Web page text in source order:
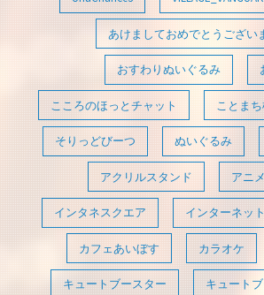
あけましておめでとうござい
おすわりぬいぐるみ
こころのほっとチャット ことま
そりっどびーつ ぬいぐるみ
アクリルスタンド アニ
インタネスクエア インターネット
カフェあいぼす カラオケ
キュートブースター キュート